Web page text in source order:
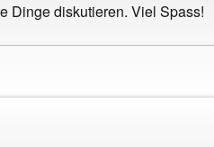
Dinge diskutieren. Viel Spass!